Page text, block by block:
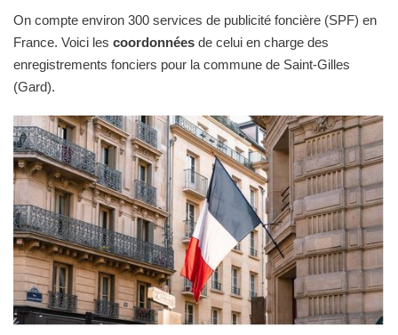
On compte environ 300 services de publicité foncière (SPF) en
France. Voici les coordonnées de celui en charge des
enregistrements fonciers pour la commune de Saint-Gilles
(Gard).